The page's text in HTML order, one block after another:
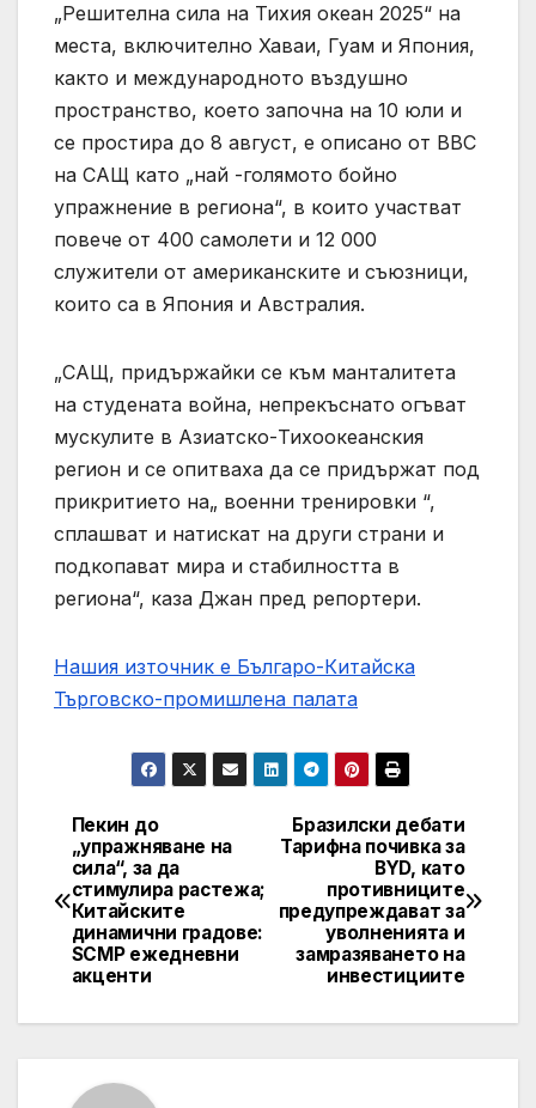
„Решителна сила на Тихия океан 2025“ на
места, включително Хаваи, Гуам и Япония,
както и международното въздушно
пространство, което започна на 10 юли и
се простира до 8 август, е описано от ВВС
на САЩ като „най -голямото бойно
упражнение в региона“, в които участват
повече от 400 самолети и 12 000
служители от американските и съюзници,
които са в Япония и Австралия.
„САЩ, придържайки се към манталитета
на студената война, непрекъснато огъват
мускулите в Азиатско-Тихоокеанския
регион и се опитваха да се придържат под
прикритието на„ военни тренировки “,
сплашват и натискат на други страни и
подкопават мира и стабилността в
региона“, каза Джан пред репортери.
Нашия източник е Българо-Китайска
Търговско-промишлена палaта
Post
navigation
Бразилски дебати
Тарифна почивка за
BYD, като
противниците
предупреждават за
уволненията и
замразяването на
инвестициите
Пекин до
„упражняване на
сила“, за да
стимулира растежа;
Китайските
динамични градове:
SCMP ежедневни
акценти